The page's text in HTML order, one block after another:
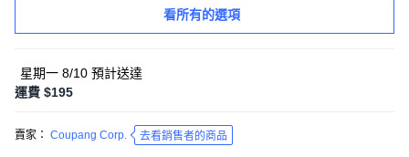
看所有的選項
星期一 8/10 預計送達
運費 $195
賣家： Coupang Corp. 去看銷售者的商品